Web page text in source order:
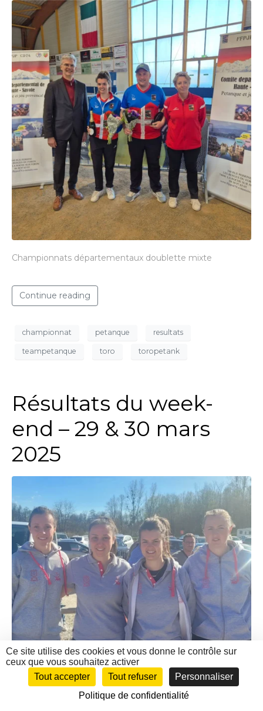
Championnats départementaux doublette mixte
Continue reading
championnat petanque resultats
teampetanque toro toropetank
Résultats du week-
end – 29 & 30 mars
2025
Ce site utilise des cookies et vous donne le contrôle sur
ceux que vous souhaitez activer
Tout accepter
Tout refuser
Personnaliser
Politique de confidentialité